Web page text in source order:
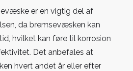
er en vigtig del af
da bremsevæsken kan
hvilket kan føre til korrosion
Det anbefales at
hvert andet år eller efter